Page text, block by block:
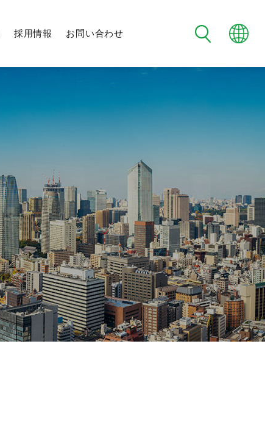
未来社会に向けた
新規事業への挑戦
社会への取り組み
チーム紹介
地域交流
採用情報 お問い合わせ